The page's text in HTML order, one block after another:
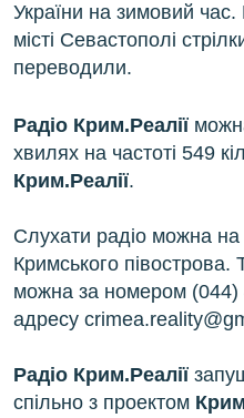
України на зимовий
місті Севастополі
переводили.
Радіо Крим.Реалії
хвилях на частоті 549
Крим.Реалії.
Слухати радіо можна на
Кримського
можна за номером (044)
адресу
Радіо Крим.Реалії
спільно з проектом